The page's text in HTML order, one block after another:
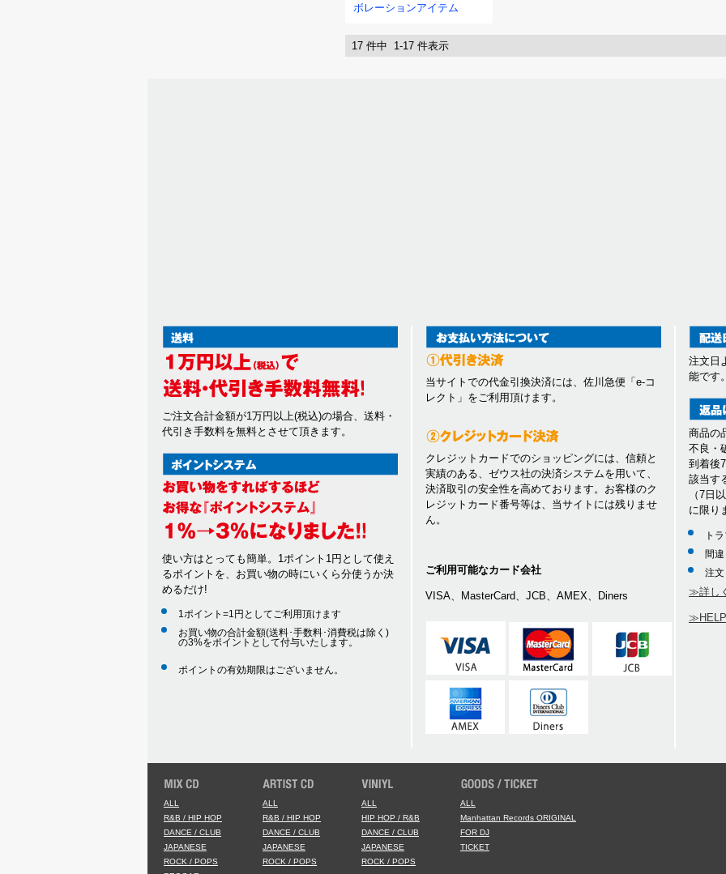
ボレーションアイテム
17 件中 1-17 件表示
ご注文合計金額が1万円以上(税込)の場合、送料・
代引き手数料を無料とさせて頂きます。
使い方はとっても簡単。1ポイント1円として使え
るポイントを、お買い物の時にいくら分使うか決
めるだけ!
1ポイント=1円としてご利用頂けます
お買い物の合計金額(送料･手数料･消費税は除く)
の3%をポイントとして付与いたします。
ポイントの有効期限はございません。
当サイトでの代金引換決済には、佐川急便「e-コ
レクト」をご利用頂けます。
クレジットカードでのショッピングには、信頼と
実績のある、ゼウス社の決済システムを用いて、
決済取引の安全性を高めております。お客様のク
レジットカード番号等は、当サイトには残りませ
ん。
ご利用可能なカード会社
VISA、MasterCard、JCB、AMEX、Diners
注文日
能です
商品の
不良・
到着後
該当す
（7日
に限り
ト
間
注文
≫詳し
ALL
R&B / HIP HOP
DANCE / CLUB
JAPANESE
ROCK / POPS
ALL
R&B / HIP HOP
DANCE / CLUB
JAPANESE
ROCK / POPS
ALL
HIP HOP / R&B
DANCE / CLUB
JAPANESE
ROCK / POPS
ALL
Manhattan Records ORIGINAL
FOR DJ
TICKET